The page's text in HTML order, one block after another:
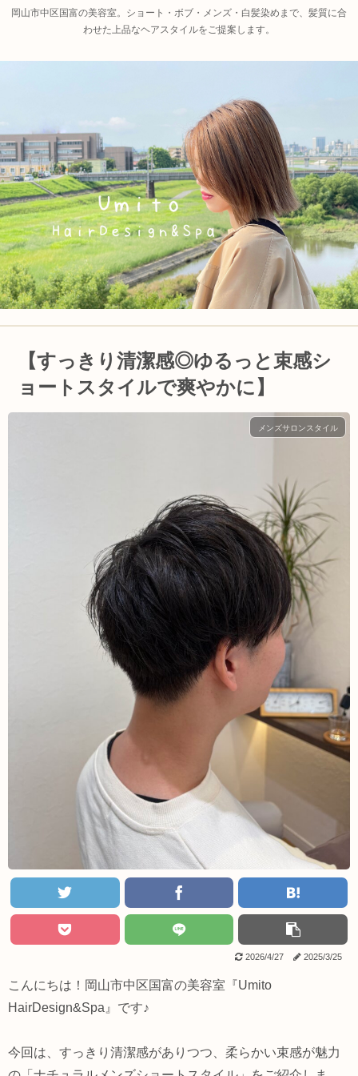
岡山市中区国富の美容室。ショート・ボブ・メンズ・白髪染めまで、髪質に合
わせた上品なヘアスタイルをご提案します。
【すっきり清潔感◎ゆるっと束感シ
ョートスタイルで爽やかに】
メンズサロンスタイル
2026/4/27 2025/3/25
こんにちは！岡山市中区国富の美容室『Umito
HairDesign&Spa』です♪
今回は、すっきり清潔感がありつつ、柔らかい束感が魅力